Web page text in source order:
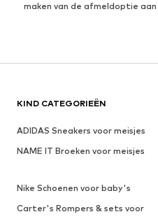
maken van de afmeldoptie
KIND CATEGORIEËN
ADIDAS Sneakers voor meisjes
NAME IT Broeken voor meisjes
Nike Schoenen voor baby's
Carter's Rompers & sets voor